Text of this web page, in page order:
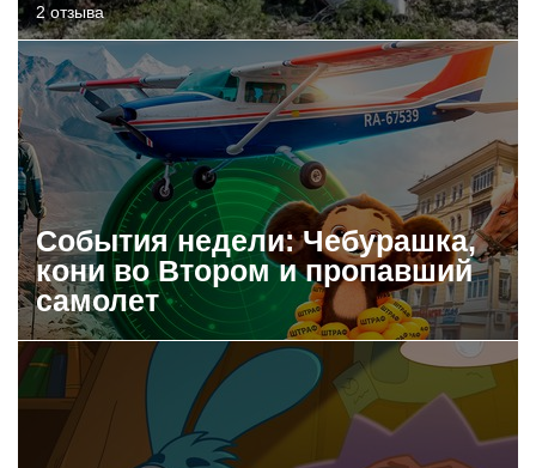
2 отзыва
События недели: Чебурашка,
кони во Втором и пропавший
самолет